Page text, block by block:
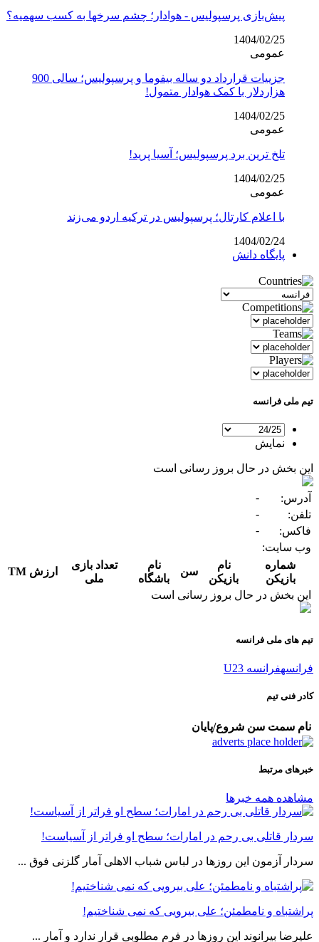
پیش‌بازی پرسپولیس - هوادار؛ چشم سرخها به کسب سهمیه؟
1404/02/25
عمومی
جزییات قرارداد دو ساله بیفوما و پرسپولیس؛ سالی 900
هزاردلار با کمک هوادار متمول!
1404/02/25
عمومی
تلخ ترین برد پرسپولیس؛ آسیا پرید!
1404/02/25
عمومی
با اعلام کارتال؛ پرسپولیس در ترکیه اردو می‌زند
1404/02/24
پایگاه دانش
تیم ملی فرانسه
نمایش
این بخش در حال بروز رسانی است
آدرس:
-
تلفن:
-
فاکس:
-
وب سایت:
شماره
بازیکن
نام
بازیکن
سن
نام
باشگاه
تعداد بازی
ملی
ارزش TM
این بخش در حال بروز رسانی است
تیم های ملی فرانسه
فرانسهفرانسه U23
کادر فنی تیم
نام سمت سن شروع/پایان
خبرهای مرتبط
مشاهده همه خبرها
سردار قاتلی بی رحم در امارات؛ سطح او فراتر از آسیاست!
سردار آزمون این روزها در لباس شباب الاهلی آمار گلزنی فوق ...
پراشتباه و نامطمئن؛ علی بیرویی که نمی شناختیم!
علیرضا بیرانوند این روزها در فرم مطلوبی قرار ندارد و آمار ...